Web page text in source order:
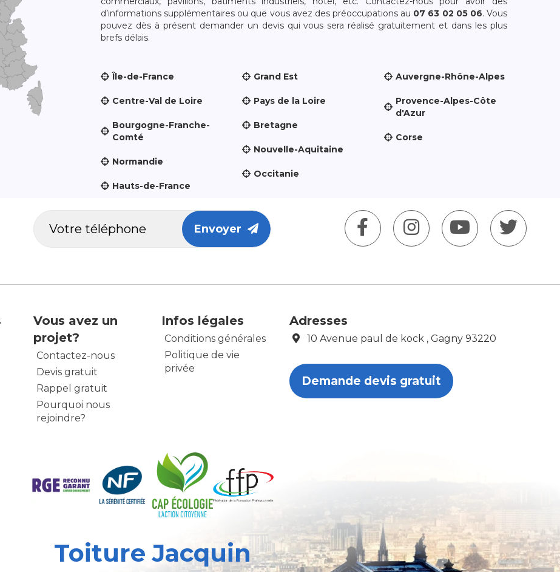
d’informations supplémentaires ou que vous avez des préoccupations au 07 63 02 05 06. Vous
pouvez dès à présent demander un devis qui vous sera réalisé gratuitement et dans les plus
brefs délais.
Île-de-France
Centre-Val de Loire
Bourgogne-Franche-
Comté
Normandie
Hauts-de-France
Grand Est
Pays de la Loire
Bretagne
Nouvelle-Aquitaine
Occitanie
Auvergne-Rhône-Alpes
Provence-Alpes-Côte
d'Azur
Corse
Envoyer
Vous avez un
projet?
Contactez-nous
Devis gratuit
Rappel gratuit
Pourquoi nous
rejoindre?
Infos légales
Conditions générales
Politique de vie
privée
Adresses
10 Avenue paul de kock , Gagny 93220
Demande devis gratuit
Toiture Jacquin